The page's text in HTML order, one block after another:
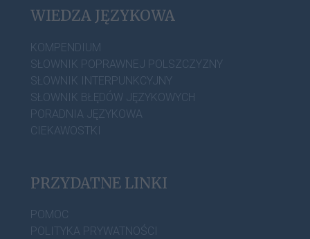
WIEDZA JĘZYKOWA
KOMPENDIUM
SŁOWNIK POPRAWNEJ POLSZCZYZNY
SŁOWNIK INTERPUNKCYJNY
SŁOWNIK BŁĘDÓW JĘZYKOWYCH
PORADNIA JĘZYKOWA
CIEKAWOSTKI
PRZYDATNE LINKI
POMOC
POLITYKA PRYWATNOŚCI